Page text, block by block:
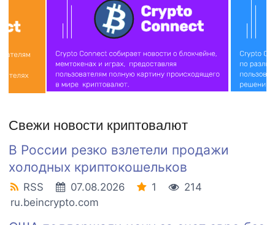
Свежи новости криптовалют
В России резко взлетели продажи
холодных криптокошельков
RSS 07.08.2026 1
214
ru.beincrypto.com